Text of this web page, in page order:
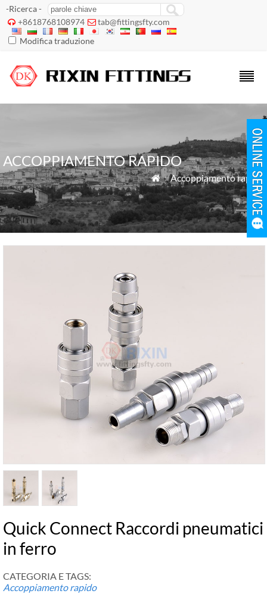
-Ricerca -
 +8618768108974  tab@fittingsfty.com
Modifica traduzione
ACCOPPIAMENTO RAPIDO
 »Accoppiamento rapido
Quick Connect Raccordi pneumatici
in ferro
CATEGORIA E TAGS:
Accoppiamento rapido